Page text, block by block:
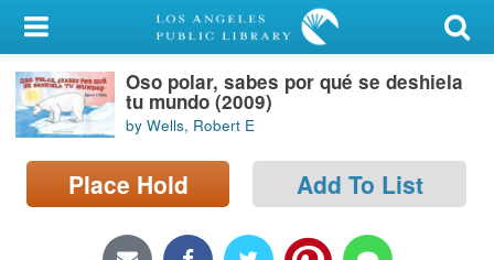
My Account
Library Card
Sign In
Search
Locations/Hours (external
Oso polar, sabes por qué se deshiela
tu mundo (2009)
by Wells, Robert E
Place Hold Add To List